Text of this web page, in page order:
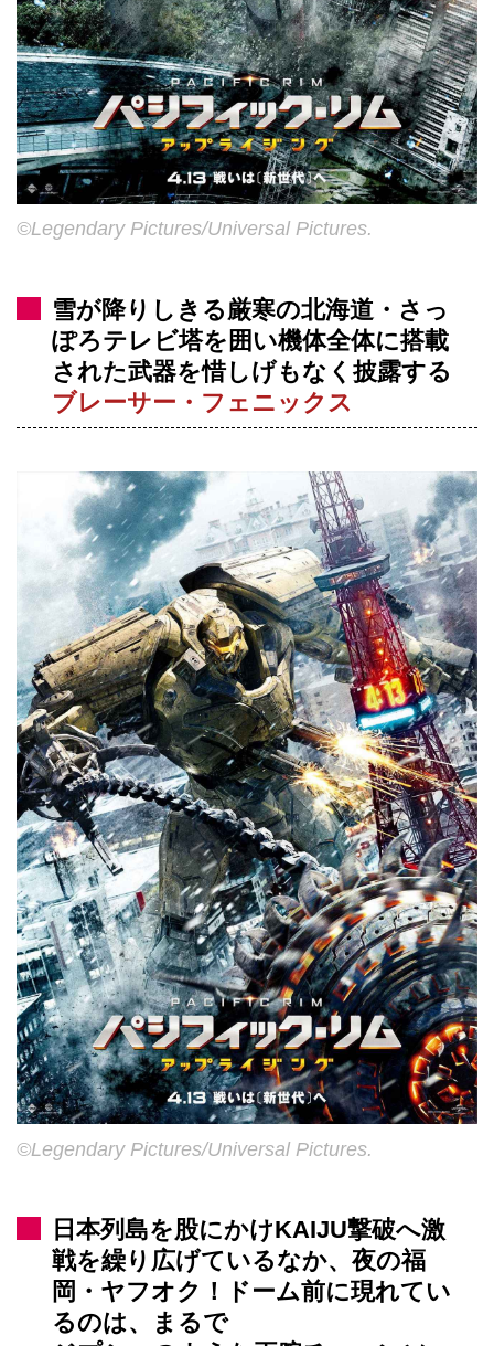
©Legendary Pictures/Universal Pictures.
雪が降りしきる厳寒の北海道・さっ
ぽろテレビ塔を囲い機体全体に搭載
された武器を惜しげもなく披露する
ブレーサー・フェニックス
©Legendary Pictures/Universal Pictures.
日本列島を股にかけKAIJU撃破へ激
戦を繰り広げているなか、夜の福
岡・ヤフオク！ドーム前に現れてい
るのは、まるで